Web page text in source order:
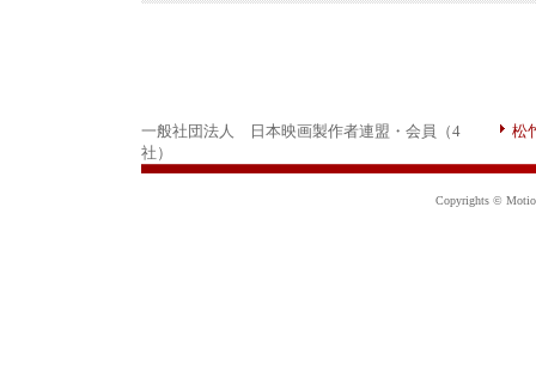
一般社団法人 日本映画製作者連盟・会員（4
社）
松
Copyrights ©